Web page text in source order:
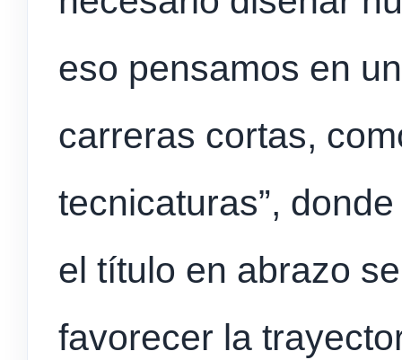
eso pensamos en
carreras cortas,
tecnicaturas”,
el título en abrazo
favorecer la